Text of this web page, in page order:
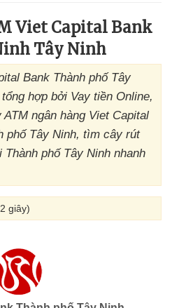
Viet Capital Bank
Tây Ninh
Bank Thành phố Tây
hợp bởi Vay tiền Online,
ngân hàng Viet Capital
phố Tây Ninh, tìm cây rút
phố Tây Ninh nhanh
giây)